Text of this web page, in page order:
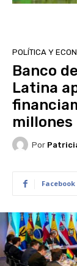
POLÍTICA Y
Banco
Latina
Por
Facebook